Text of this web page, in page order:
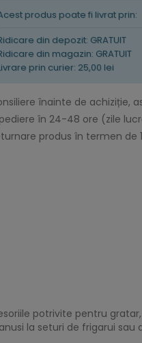
produs poate fi livrat prin:
din depozit: GRATUIT
din magazin: GRATUIT
prin curier: 25,00 lei
înainte de achiziție,
în 24-48 ore (zile
produs în termen de
potrivite pentru
la seturi de frigarui